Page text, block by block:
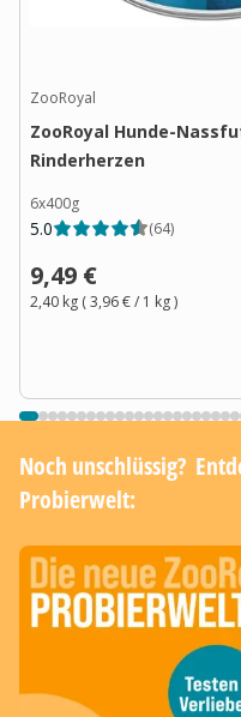
ZooRoyal
ZooRoyal Hunde-
Rinderherzen
6x400g
5.0 (64)
9,49 €
2,40 kg (3,96 €/ 1 kg)
Noch unschlüssig?
Probierwelt: